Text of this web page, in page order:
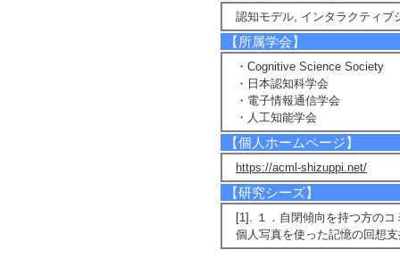
認知モデル, インタラクティブ
【所属学会】
・Cognitive Science Society
・日本認知科学会
・電子情報通信学会
・人工知能学会
【個人ホームページ】
https://acml-shizuppi.net/
【研究シーズ】
[1]. １．自閉傾向を持つ方の
個人写真を使った記憶の回想